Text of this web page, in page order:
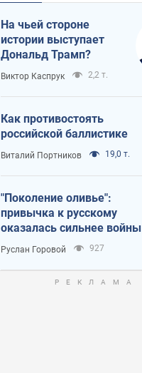
На чьей стороне
истории выступает
Дональд Трамп?
Виктор Каспрук 2,2 т.
Как противостоять
российской баллистике
Виталий Портников 19,0 т.
"Поколение оливье":
привычка к русскому
оказалась сильнее войны
Руслан Горовой 927